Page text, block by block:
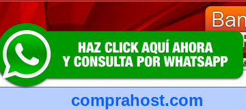
comprahost.com